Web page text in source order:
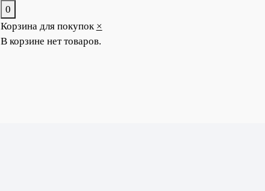
0
Корзина для покупок ×
В корзине нет товаров.